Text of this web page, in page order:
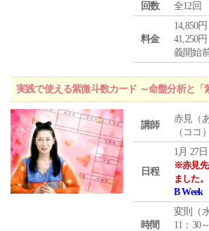
回数
全12回
料金
14,850
41,250
義開始
実践で使える紫微斗数カード ～命盤分析と
講師
赤見（
（ココ
日程
1月 27
※赤見先
ました。
B Week
時間
変則（水
11：30